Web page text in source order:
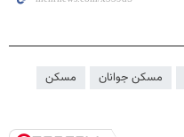
مسکن جوانان مسکن